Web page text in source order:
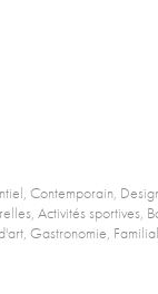
Contemporain,
Activités sportives,
Gastronomie,